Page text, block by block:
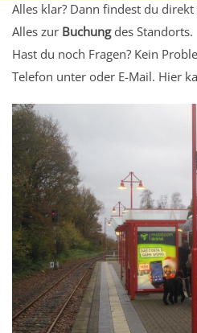
Alles klar? Dann findest du
Alles zur Buchungdes Standorts.
Hast du noch Fragen? Kein
Telefon unter oder E-Mail. Hier